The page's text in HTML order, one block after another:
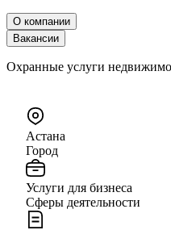
О компании
Вакансии
Охранные услуги
Астана
Город
Услуги для бизнеса
Сферы деятельности